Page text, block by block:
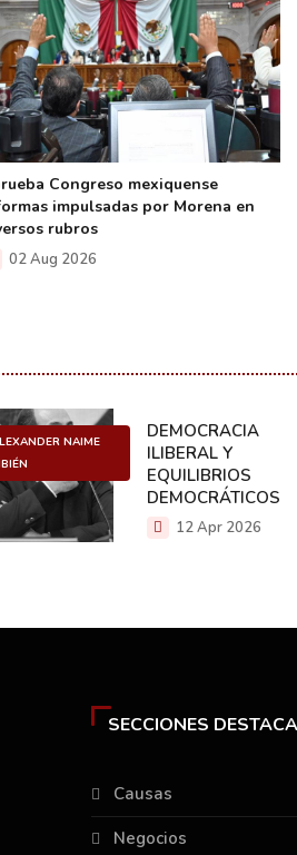
Congreso mexiquense
impulsadas por Morena en
rubros
02 Aug 2026
NAIME
DEMOCRACIA
ILIBERAL Y
EQUILIBRIOS
DEMOCRÁTICOS
12 Apr 2026
SECCIONES
Causas
Negocios